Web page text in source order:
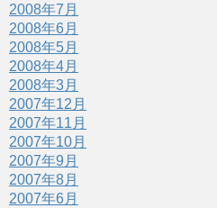
2008年7月
2008年6月
2008年5月
2008年4月
2008年3月
2007年12月
2007年11月
2007年10月
2007年9月
2007年8月
2007年6月